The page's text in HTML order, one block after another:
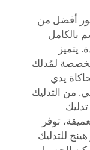
أفضل من
بالكامل
يتميز
لمُدلك
يدي
من التدليك
تدليك
توفر
للتدليك